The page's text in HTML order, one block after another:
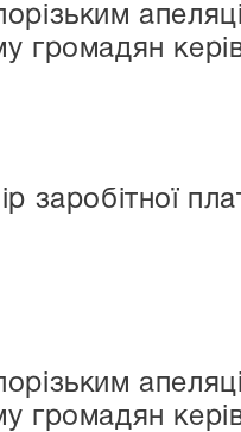
громадян
заробітної
громадян